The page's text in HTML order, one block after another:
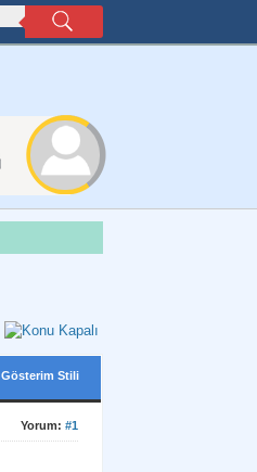
Gösterim Stili
Yorum: #1